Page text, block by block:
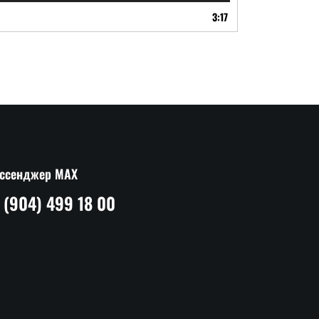
3:17
MAX
(904) 499 18 00